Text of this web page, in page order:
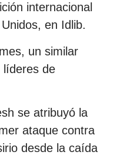
internacional
en Idlib.
un similar
líderes de
se atribuyó la
ataque contra
desde la caída